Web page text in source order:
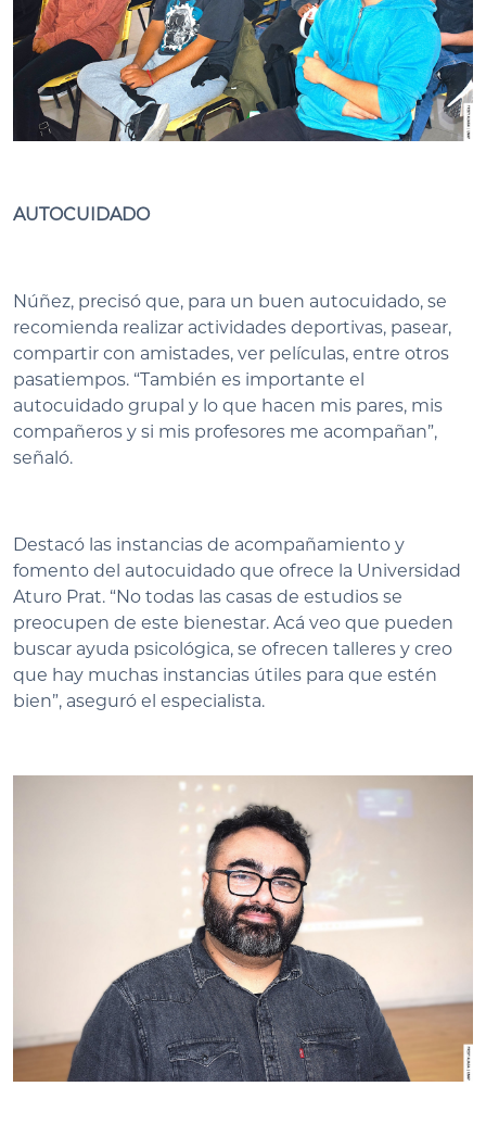
AUTOCUIDADO
Núñez, precisó que, para un buen autocuidado, se
recomienda realizar actividades deportivas, pasear,
compartir con amistades, ver películas, entre otros
pasatiempos. “También es importante el
autocuidado grupal y lo que hacen mis pares, mis
compañeros y si mis profesores me acompañan”,
señaló.
Destacó las instancias de acompañamiento y
fomento del autocuidado que ofrece la Universidad
Aturo Prat. “No todas las casas de estudios se
preocupen de este bienestar. Acá veo que pueden
buscar ayuda psicológica, se ofrecen talleres y creo
que hay muchas instancias útiles para que estén
bien”, aseguró el especialista.